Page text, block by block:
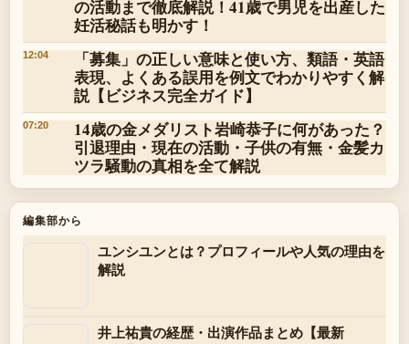
の活動まで徹底解説！41歳で男児を出産した
妊活秘話も明かす！
12:04
「募集」の正しい意味と使い方、類語・英語
表現、よくある誤用を例文でわかりやすく解
説【ビジネス完全ガイド】
07:20
14歳の金メダリスト岩崎恭子に何があった？
引退理由・現在の活動・子供の有無・金髪カ
ツラ騒動の真相を全て解説
編集部から
ユンシユンとは？プロフィールや人気の理由を
解説
井上祐貴の経歴・出演作品まとめ【最新